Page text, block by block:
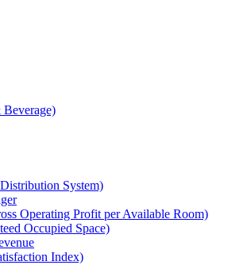
System)
Operating Profit per Available Room)
Occupied Space)
Index)